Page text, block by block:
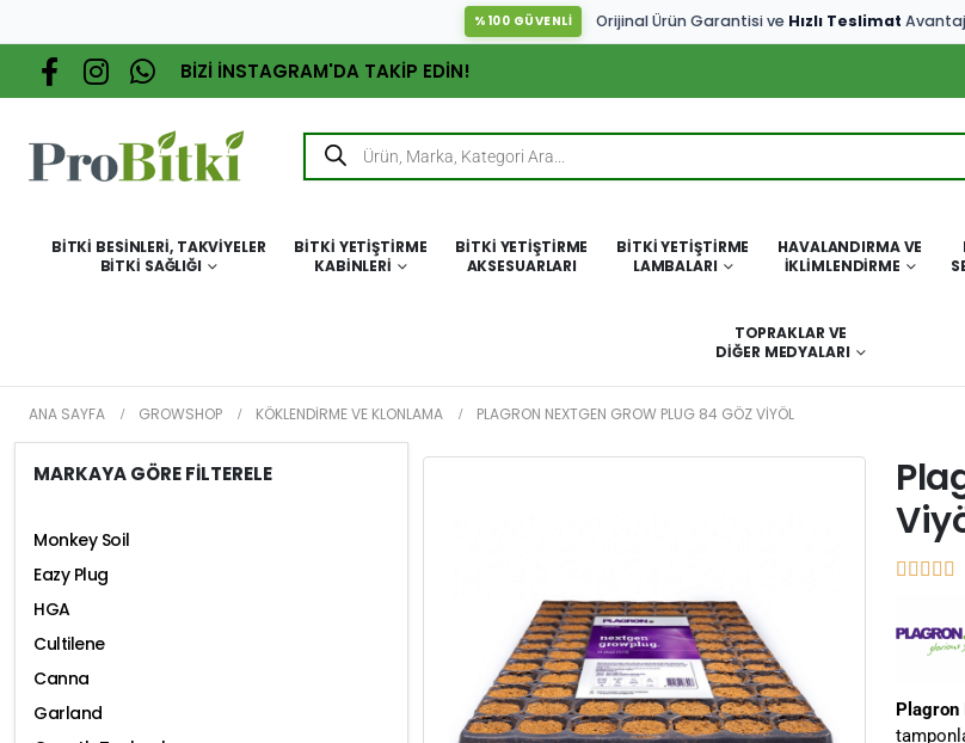
%100 GÜVENLİ Orijinal Ürün Garantisi ve Hızlı Teslimat
BİZİ İNSTAGRAM'DA TAKİP EDİN!
BITKI BESINLERI, TAKVIYELER
BITKI SAĞLIĞI
BITKI YETIŞTIRME
KABINLERI
BITKI YETIŞTIRME
AKSESUARLARI
BITKI YETIŞTIRME
LAMBALARI
HAVALANDIRMA VE
İKLIMLENDIRME
TOPRAKLAR VE
DIĞER MEDYALARI
ANA SAYFA GROWSHOP KÖKLENDIRME VE KLONLAMA PLAGRON NEXTGEN GROW PLUG 84 GÖZ VIYÖL
Plagron
MARKAYA GÖRE FİLTERELE
Monkey Soil
Eazy Plug
HGA
Cultilene
Canna
Garland